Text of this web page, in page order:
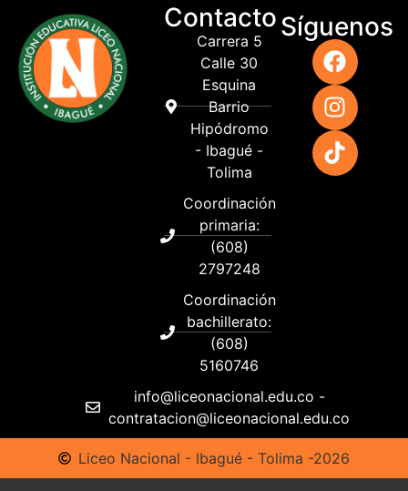
Contacto
Carrera 5
Calle 30
Esquina
Barrio
Hipódromo
- Ibagué -
Tolima
Coordinación
primaria:
(608)
2797248
Coordinación
bachillerato:
(608)
5160746
info@liceonacional.edu.co -
contratacion@liceonacional.edu.co
Síguenos
Liceo Nacional - Ibagué - Tolima -2026